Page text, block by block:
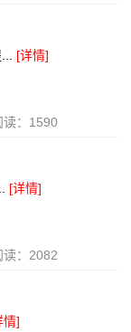
[详情]
：1590
[详情]
：2082
情]